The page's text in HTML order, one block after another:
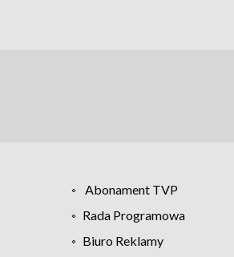
Abonament TVP
Rada Programowa
Biuro Reklamy